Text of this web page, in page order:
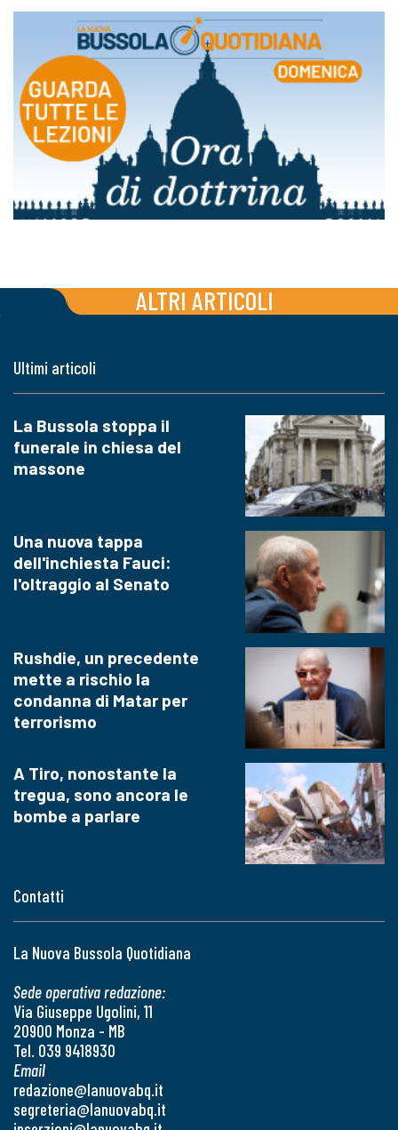
ALTRI ARTICOLI
Contatti
La Nuova Bussola Quotidiana
Sede operativa redazione:
Via Giuseppe Ugolini, 11
20900 Monza - MB
Tel. 039 9418930
Email
redazione@lanuovabq.it
segreteria@lanuovabq.it
Ultimi articoli
La Bussola stoppa il
funerale in chiesa del
massone
Una nuova tappa
dell'inchiesta Fauci:
l'oltraggio al Senato
Rushdie, un precedente
mette a rischio la
condanna di Matar per
terrorismo
A Tiro, nonostante la
tregua, sono ancora le
bombe a parlare